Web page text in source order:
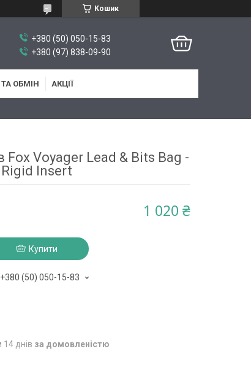
Кошик
+380 (50) 050-15-83
+380 (97) 838-09-90
ОБМІН АКЦІЇ
Fox Voyager Lead & Bits Bag -
Rigid Insert
1 020 ₴
Купити
+380 (50) 050-15-83
днів за домовленістю